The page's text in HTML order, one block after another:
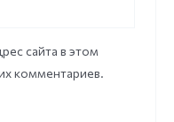
сайта в этом
комментариев.